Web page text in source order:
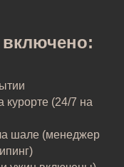
курорте (24/7 на
шале (менеджер